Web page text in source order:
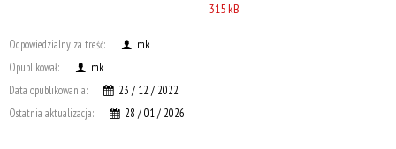
315 kB
Odpowiedzialny za treść:
mk
Opublikował:
mk
Data opublikowania:
23 / 12 / 2022
Ostatnia aktualizacja:
28 / 01 / 2026